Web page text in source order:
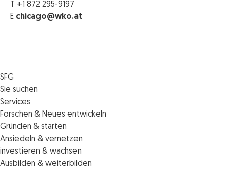
T +1 872 295-9197
E chicago@wko.at
SFG
Die SFG
Jobs
Medienservice
Informiert bleiben
Kontakt
Sie suchen
Förderungen
Finanzierungen
Standortentwicklung
Persönliche Beratung
Services
Veranstaltungen
News
IMPULS.ST
Portal
Unternehmen des Monats
Forschen & Neues entwickeln
Standortcoaching
Terminbuchung Standortcoaching
Horizon Europe: EU-Förderungen für F&E
Innovations­management
Gründen & starten
Startupmark
Startup Mission – Netzwerkreisen
iCONTACT: Das InvestorInnennetzwerk der SFG
Ansiedeln & vernetzen
Zukunftstag
Steirische Cluster- und Netzwerkorganisationen
investieren & wachsen
Veranstaltungen
Ausbilden & weiterbilden